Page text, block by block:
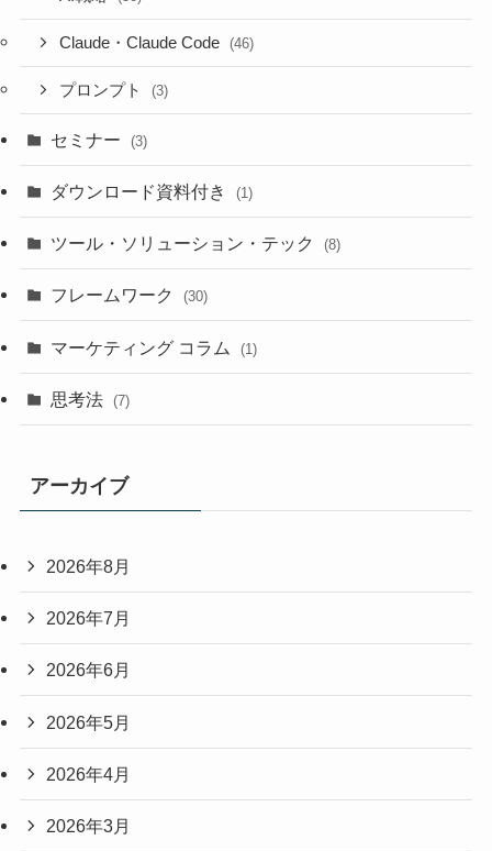
Claude・Claude Code (46)
プロンプト (3)
セミナー (3)
ダウンロード資料付き (1)
ツール・ソリューション・テック (8)
フレームワーク (30)
マーケティング コラム (1)
思考法 (7)
アーカイブ
2026年8月
2026年7月
2026年6月
2026年5月
2026年4月
2026年3月